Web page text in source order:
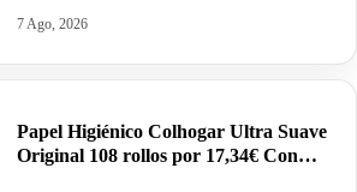
7 Ago, 2026
Papel Higiénico Colhogar Ultra Suave
Original 108 rollos por 17,34€ Con